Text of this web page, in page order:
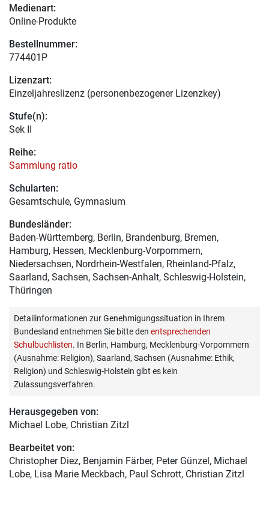
Medienart:
Online-Produkte
Bestellnummer:
774401P
Lizenzart:
Einzeljahreslizenz (personenbezogener Lizenzkey)
Stufe(n):
Sek II
Reihe:
Sammlung ratio
Schularten:
Gesamtschule, Gymnasium
Bundesländer:
Baden-Württemberg, Berlin, Brandenburg, Bremen,
Hamburg, Hessen, Mecklenburg-Vorpommern,
Niedersachsen, Nordrhein-Westfalen, Rheinland-Pfalz,
Saarland, Sachsen, Sachsen-Anhalt, Schleswig-Holstein,
Thüringen
Detailinformationen zur Genehmigungssituation in Ihrem
Bundesland entnehmen Sie bitte den entsprechenden
Schulbuchlisten. In Berlin, Hamburg, Mecklenburg-Vorpommern
(Ausnahme: Religion), Saarland, Sachsen (Ausnahme: Ethik,
Religion) und Schleswig-Holstein gibt es kein
Zulassungsverfahren.
Herausgegeben von:
Michael Lobe, Christian Zitzl
Bearbeitet von:
Christopher Diez, Benjamin Färber, Peter Günzel, Michael
Lobe, Lisa Marie Meckbach, Paul Schrott, Christian Zitzl